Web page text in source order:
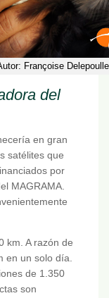
Françoise Delepoulle
del
en gran
satélites que
por
MAGRAMA.
km. A razón de
en un solo día.
de 1.350
son